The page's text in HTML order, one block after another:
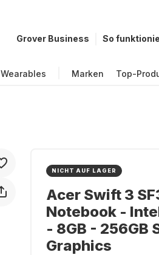
Grover Business So
Wearables Marken Top-
NICHT AUF LAGER
Acer Swift 3
Notebook -
- 8GB - 256GB
Graphics